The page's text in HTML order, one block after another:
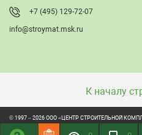
+7 (495) 129-72-07
info@stroymat.msk.ru
К началу
© 1997 – 2026 ООО «ЦЕНТР СТРОИТЕЛЬНОЙ